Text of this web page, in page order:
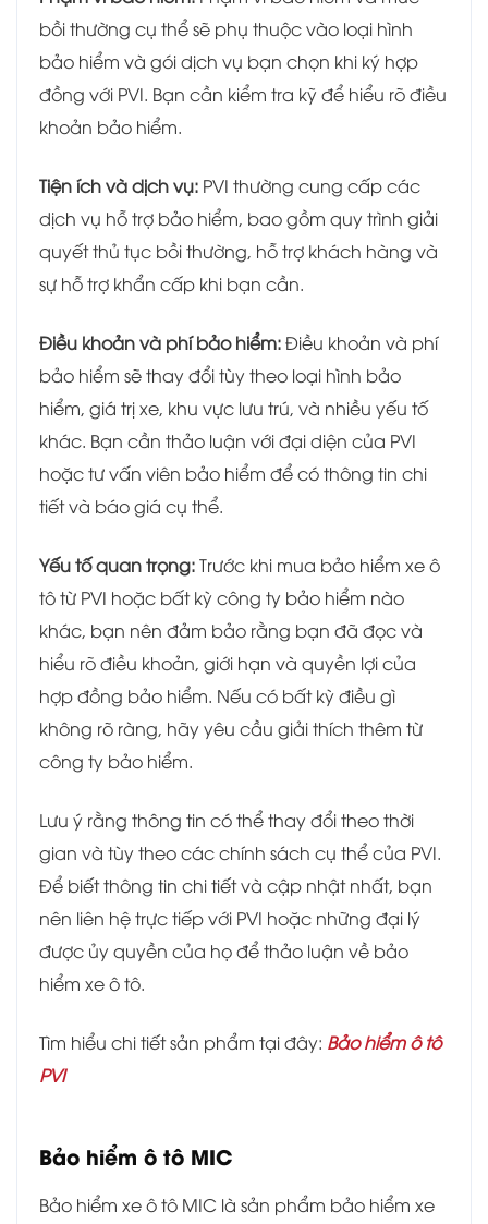
bồi thường cụ thể sẽ phụ thuộc vào loại hình
bảo hiểm và gói dịch vụ bạn chọn khi ký hợp
đồng với PVI. Bạn cần kiểm tra kỹ để hiểu rõ điều
khoản bảo hiểm.
Tiện ích và dịch vụ: PVI thường cung cấp các
dịch vụ hỗ trợ bảo hiểm, bao gồm quy trình giải
quyết thủ tục bồi thường, hỗ trợ khách hàng và
sự hỗ trợ khẩn cấp khi bạn cần.
Điều khoản và phí bảo hiểm:Điều khoản và phí
bảo hiểm sẽ thay đổi tùy theo loại hình bảo
hiểm, giá trị xe, khu vực lưu trú, và nhiều yếu tố
khác. Bạn cần thảo luận với đại diện của PVI
hoặc tư vấn viên bảo hiểm để có thông tin chi
tiết và báo giá cụ thể.
Yếu tố quan trọng:Trước khi mua bảo hiểm xe ô
tô từ PVI hoặc bất kỳ công ty bảo hiểm nào
khác, bạn nên đảm bảo rằng bạn đã đọc và
hiểu rõ điều khoản, giới hạn và quyền lợi của
hợp đồng bảo hiểm. Nếu có bất kỳ điều gì
không rõ ràng, hãy yêu cầu giải thích thêm từ
công ty bảo hiểm.
Lưu ý rằng thông tin có thể thay đổi theo thời
gian và tùy theo các chính sách cụ thể của PVI.
Để biết thông tin chi tiết và cập nhật nhất, bạn
nên liên hệ trực tiếp với PVI hoặc những đại lý
được ủy quyền của họ để thảo luận về bảo
hiểm xe ô tô.
Tìm hiểu chi tiết sản phẩm tại đây: Bảo hiểm ô tô
PVI
Bảo hiểm ô tô MIC
Bảo hiểm xe ô tô MIC là sản phẩm bảo hiểm xe